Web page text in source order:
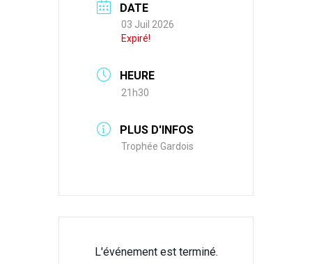
DATE
03 Juil 2026
Expiré!
HEURE
21h30
PLUS D'INFOS
Trophée Gardois
L'événement est terminé.